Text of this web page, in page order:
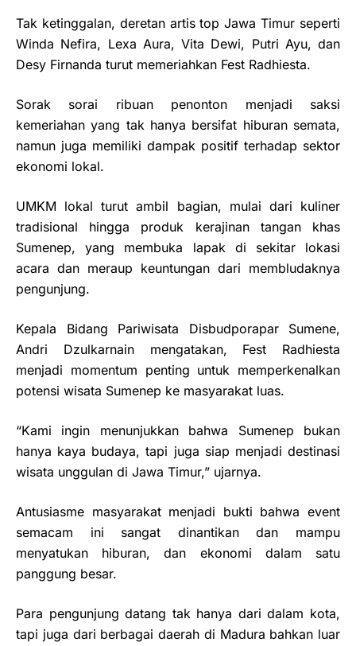
Tak ketinggalan, deretan artis top Jawa Timur seperti
Winda Nefira, Lexa Aura, Vita Dewi, Putri Ayu, dan
Desy Firnanda turut memeriahkan Fest Radhiesta.
Sorak sorai ribuan penonton menjadi saksi
kemeriahan yang tak hanya bersifat hiburan semata,
namun juga memiliki dampak positif terhadap sektor
ekonomi lokal.
UMKM lokal turut ambil bagian, mulai dari kuliner
tradisional hingga produk kerajinan tangan khas
Sumenep, yang membuka lapak di sekitar lokasi
acara dan meraup keuntungan dari membludaknya
pengunjung.
Kepala Bidang Pariwisata Disbudporapar Sumene,
Andri Dzulkarnain mengatakan, Fest Radhiesta
menjadi momentum penting untuk memperkenalkan
potensi wisata Sumenep ke masyarakat luas.
“Kami ingin menunjukkan bahwa Sumenep bukan
hanya kaya budaya, tapi juga siap menjadi destinasi
wisata unggulan di Jawa Timur,” ujarnya.
Antusiasme masyarakat menjadi bukti bahwa event
semacam ini sangat dinantikan dan mampu
menyatukan hiburan, dan ekonomi dalam satu
panggung besar.
Para pengunjung datang tak hanya dari dalam kota,
tapi juga dari berbagai daerah di Madura bahkan luar